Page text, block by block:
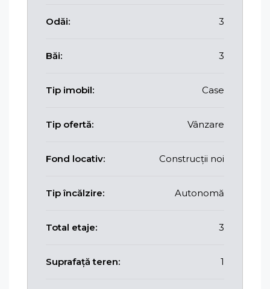
Odăi: 3
Băi: 3
Tip imobil: Case
Tip ofertă: Vânzare
Fond locativ: Construcții noi
Tip încălzire: Autonomă
Total etaje: 3
Suprafață teren: 1